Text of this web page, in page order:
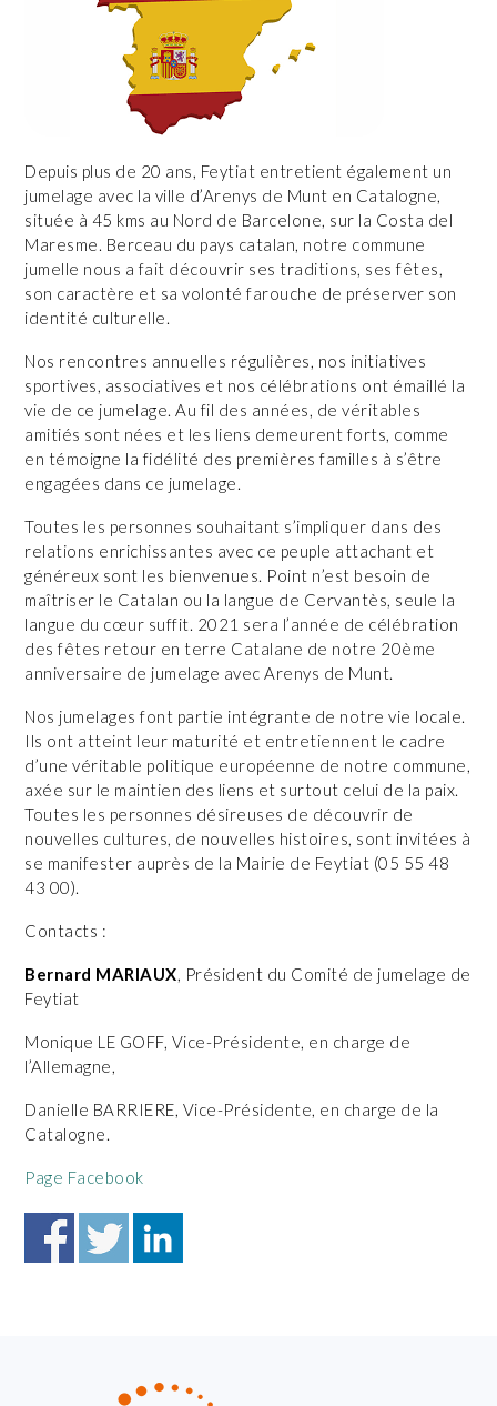
Depuis plus de 20 ans, Feytiat entretient également un
jumelage avec la ville d’Arenys de Munt en Catalogne,
située à 45 kms au Nord de Barcelone, sur la Costa del
Maresme. Berceau du pays catalan, notre commune
jumelle nous a fait découvrir ses traditions, ses fêtes,
son caractère et sa volonté farouche de préserver son
identité culturelle.
Nos rencontres annuelles régulières, nos initiatives
sportives, associatives et nos célébrations ont émaillé la
vie de ce jumelage. Au fil des années, de véritables
amitiés sont nées et les liens demeurent forts, comme
en témoigne la fidélité des premières familles à s’être
engagées dans ce jumelage.
Toutes les personnes souhaitant s’impliquer dans des
relations enrichissantes avec ce peuple attachant et
généreux sont les bienvenues. Point n’est besoin de
maîtriser le Catalan ou la langue de Cervantès, seule la
langue du cœur suffit. 2021 sera l’année de célébration
des fêtes retour en terre Catalane de notre 20ème
anniversaire de jumelage avec Arenys de Munt.
Nos jumelages font partie intégrante de notre vie locale.
Ils ont atteint leur maturité et entretiennent le cadre
d’une véritable politique européenne de notre commune,
axée sur le maintien des liens et surtout celui de la paix.
Toutes les personnes désireuses de découvrir de
nouvelles cultures, de nouvelles histoires, sont invitées à
se manifester auprès de la Mairie de Feytiat (05 55 48
43 00).
Contacts :
Bernard MARIAUX, Président du Comité de jumelage de
Feytiat
Monique LE GOFF, Vice-Présidente, en charge de
l’Allemagne,
Danielle BARRIERE, Vice-Présidente, en charge de la
Catalogne.
Page Facebook